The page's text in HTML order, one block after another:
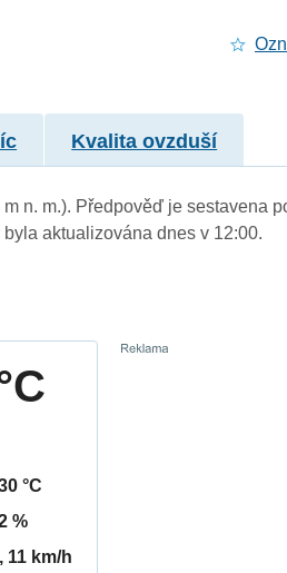
Kvalita ovzduší
n. m.). Předpověď je sestavena
aktualizována dnes v 12:00.
°C
%
11 km/h